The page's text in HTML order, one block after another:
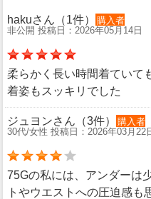
hakuさん（1件）
購入者
非公開 投稿日：2026年05月14日
柔らかく長い時間着ていて
着姿もスッキリでした
ジュヨンさん（3件）
購入者
30代/女性 投稿日：2026年03月22
75Gの私には、アンダーは
トやウエストへの圧迫感も